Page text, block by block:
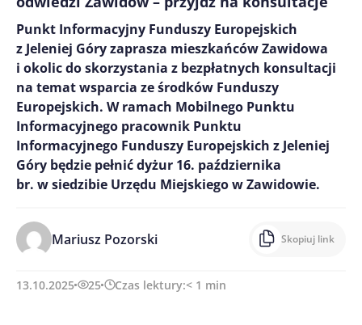
Punkt Informacyjny Funduszy Europejskich
z Jeleniej Góry zaprasza mieszkańców Zawidowa
i okolic do skorzystania z bezpłatnych konsultacji
na temat wsparcia ze środków Funduszy
Europejskich. W ramach Mobilnego Punktu
Informacyjnego pracownik Punktu
Informacyjnego Funduszy Europejskich z Jeleniej
Góry będzie pełnić dyżur 16. października
br. w siedzibie Urzędu Miejskiego w Zawidowie.
Mariusz Pozorski Skopiuj link
13.10.2025 25 Czas lektury:< 1 min